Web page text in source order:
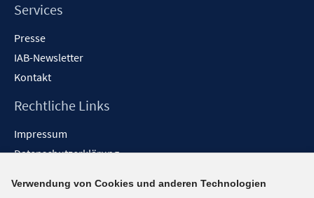
Services
Presse
IAB-Newsletter
Kontakt
Rechtliche Links
Impressum
Datenschutzerklärung
Barrieren melden
Verwendung von Cookies und anderen Technologien